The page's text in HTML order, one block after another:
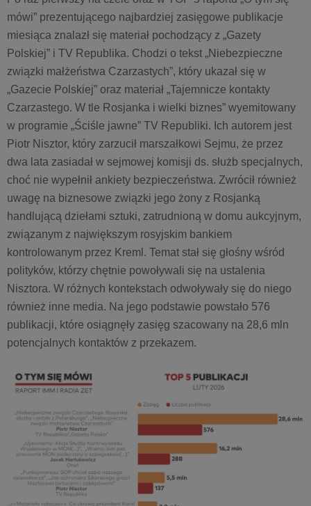
mówi” prezentującego najbardziej zasięgowe publikacje
miesiąca znalazł się materiał pochodzący z „Gazety
Polskiej” i TV Republika. Chodzi o tekst „Niebezpieczne
związki małżeństwa Czarzastych”, który ukazał się w
„Gazecie Polskiej” oraz materiał „Tajemnicze kontakty
Czarzastego. W tle Rosjanka i wielki biznes” wyemitowany
w programie „Ściśle jawne” TV Republiki. Ich autorem jest
Piotr Nisztor, który zarzucił marszałkowi Sejmu, że przez
dwa lata zasiadał w sejmowej komisji ds. służb specjalnych,
choć nie wypełnił ankiety bezpieczeństwa. Zwrócił również
uwagę na biznesowe związki jego żony z Rosjanką
handlującą dziełami sztuki, zatrudnioną w domu aukcyjnym,
związanym z największym rosyjskim bankiem
kontrolowanym przez Kreml. Temat stał się głośny wśród
polityków, którzy chętnie powoływali się na ustalenia
Nisztora. W różnych kontekstach odwoływały się do niego
również inne media. Na jego podstawie powstało 576
publikacji, które osiągnęły zasięg szacowany na 28,6 mln
potencjalnych kontaktów z przekazem.